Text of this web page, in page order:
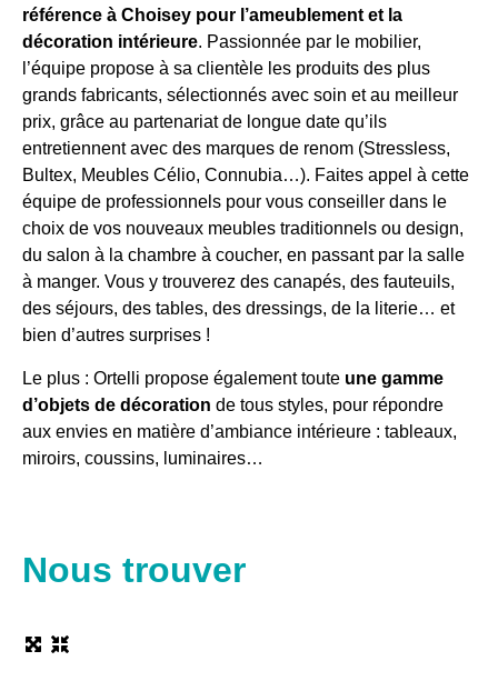
référence à Choisey pour l’ameublement et la
décoration intérieure. Passionnée par le mobilier,
l’équipe propose à sa clientèle les produits des plus
grands fabricants, sélectionnés avec soin et au meilleur
prix, grâce au partenariat de longue date qu’ils
entretiennent avec des marques de renom (Stressless,
Bultex, Meubles Célio, Connubia…). Faites appel à cette
équipe de professionnels pour vous conseiller dans le
choix de vos nouveaux meubles traditionnels ou design,
du salon à la chambre à coucher, en passant par la salle
à manger. Vous y trouverez des canapés, des fauteuils,
des séjours, des tables, des dressings, de la literie… et
bien d’autres surprises !
Le plus : Ortelli propose également toute une gamme
d’objets de décoration de tous styles, pour répondre
aux envies en matière d’ambiance intérieure : tableaux,
miroirs, coussins, luminaires…
Nous trouver